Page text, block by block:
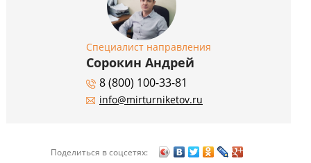
Специалист направления
Сорокин Андрей
8 (800) 100-33-81
info@mirturniketov.ru
Поделиться в соцсетях: